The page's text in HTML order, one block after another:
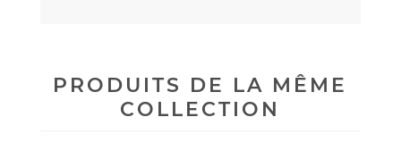
PRODUITS DE LA MÊME
COLLECTION